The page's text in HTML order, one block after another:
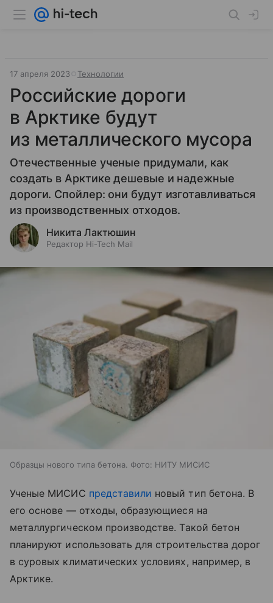
17 апреля 2023 Технологии
Российские дороги
в Арктике будут
из металлического мусора
Отечественные ученые придумали, как
создать в Арктике дешевые и надежные
дороги. Спойлер: они будут изготавливаться
из производственных отходов.
Никита Лактюшин
Редактор Hi-Tech Mail
Образцы нового типа бетона. Фото: НИТУ МИСИС
Ученые МИСИС представили новый тип бетона. В
его основе — отходы, образующиеся на
металлургическом производстве. Такой бетон
планируют использовать для строительства дорог
в суровых климатических условиях, например, в
Арктике.